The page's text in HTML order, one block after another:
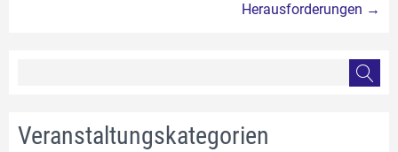
Herausforderungen →
Veranstaltungskategorien